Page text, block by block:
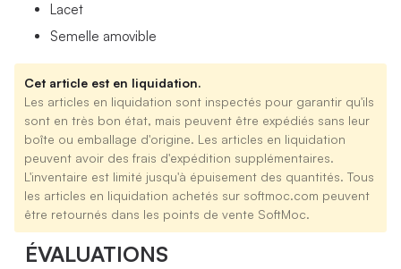
Lacet
Semelle amovible
Cet article est en liquidation.
Les articles en liquidation sont inspectés pour garantir qu'ils
sont en très bon état, mais peuvent être expédiés sans leur
boîte ou emballage d'origine. Les articles en liquidation
peuvent avoir des frais d'expédition supplémentaires.
L'inventaire est limité jusqu'à épuisement des quantités. Tous
les articles en liquidation achetés sur softmoc.com peuvent
être retournés dans les points de vente SoftMoc.
ÉVALUATIONS